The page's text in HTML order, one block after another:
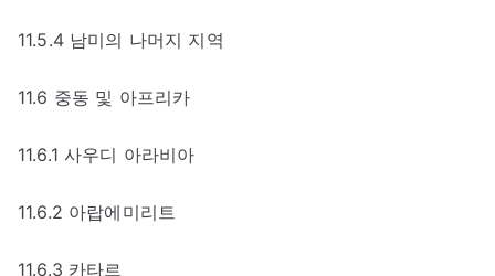
11.5.4 남미의 나머지 지역
11.6 중동 및 아프리카
11.6.1 사우디 아라비아
11.6.2 아랍에미리트
11.6.3 카타르